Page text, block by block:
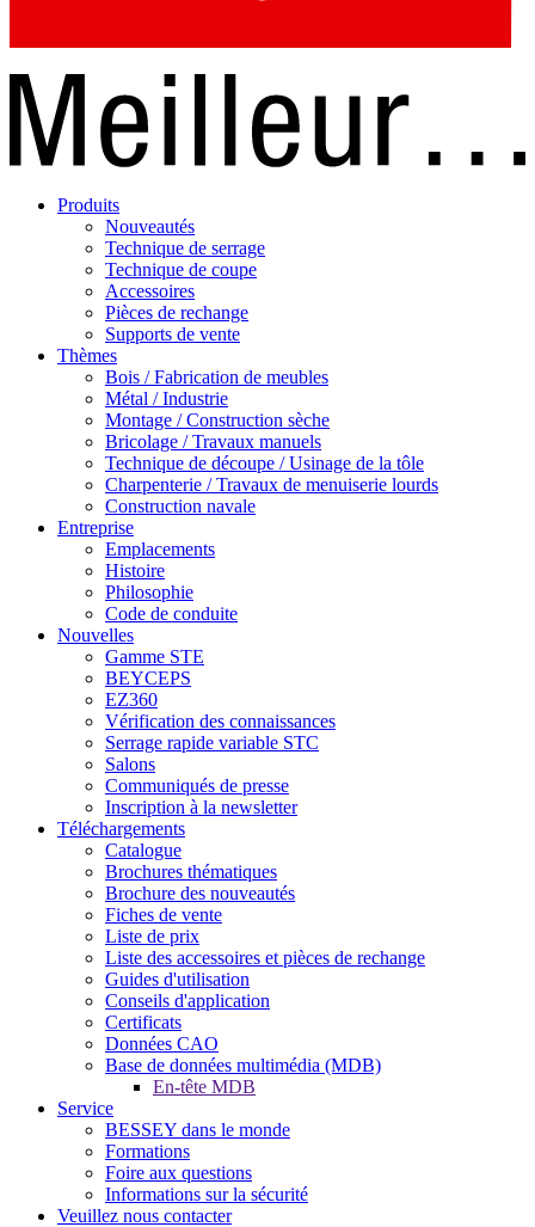
Produits
Nouveautés
Technique de serrage
Technique de coupe
Accessoires
Pièces de rechange
Supports de vente
Thèmes
Bois / Fabrication de meubles
Métal / Industrie
Montage / Construction sèche
Bricolage / Travaux manuels
Technique de découpe / Usinage de la tôle
Charpenterie / Travaux de menuiserie lourds
Construction navale
Entreprise
Emplacements
Histoire
Philosophie
Code de conduite
Nouvelles
Gamme STE
BEYCEPS
EZ360
Vérification des connaissances
Serrage rapide variable STC
Salons
Communiqués de presse
Inscription à la newsletter
Téléchargements
Catalogue
Brochures thématiques
Brochure des nouveautés
Fiches de vente
Liste de prix
Liste des accessoires et pièces de rechange
Guides d'utilisation
Conseils d'application
Certificats
Données CAO
Base de données multimédia (MDB)
En-tête MDB
Service
BESSEY dans le monde
Formations
Foire aux questions
Informations sur la sécurité
Veuillez nous contacter